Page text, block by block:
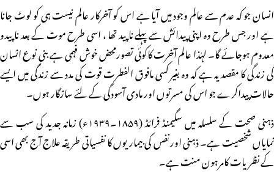
انسان جو کہ عدم سے عالم وجود میں آیا ہے اس کو آخرکار عالم نیست ہی کو لوٹ جانا
ہے اور جس طرح وہ اپنی پیدائش سے پہلے ناپید تھا ، اسی طرح موت کے بعد ناپیدو
معدوم ہوجائے گا۔ لہٰذا عالم آخرت کاکوئی تصورمحض خوش فہمی ہے بنی نوع انسان
کی زندگی کا مقصد یہ ہے کہ وہ بغیر کسی مافوق الفطرت قوت کی مدد سے زندگی میں ایسے
حالات پیداکرے جو اس کی مسرتوں اور مادی آسودگی کے لئے سازگار ہوں۔
ذہنی صحت کے سلسلہ میں سگیمنڈ فرائڈ (۱۸۵۹۔۱۹۳۹ء) زمانہ جدید کی سب سے
نمایاں شخصیت ہے۔ ذہنی اورنفس کی بیماریوں کا نفسیاتی طریقہ علاج آج بھی اسی
کے نظریات کامرہون منت ہے۔